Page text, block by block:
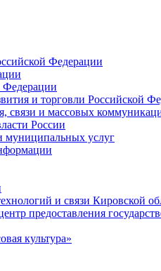
Федерации
Федерации
и торговли Российской
связи и массовых
России
муниципальных услуг
и связи Кировской
предоставления
культура»